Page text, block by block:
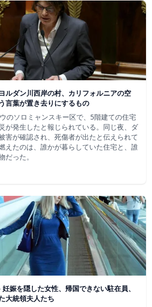
ルダン川西岸の村、カリフォルニアの空
葉が置き去りにするもの
のソロミャンスキー区で、5階建ての住宅
が発生したと報じられている。同じ夜、ダ
害が確認され、死傷者が出たと伝えられて
えたのは、誰かが暮らしていた住宅と、誰
だった。
娠を隠した女性、帰国できない駐在員、
大統領夫人たち